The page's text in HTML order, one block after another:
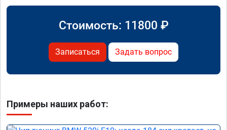
Стоимость: 11800 ₽
Записаться Задать вопрос
Примеры наших работ: